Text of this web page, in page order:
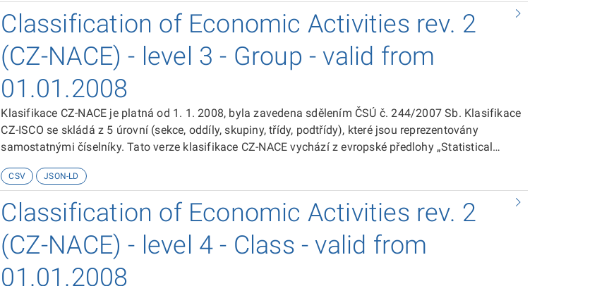
Classification of Economic Activities rev. 2
(CZ-NACE) - level 3 - Group - valid from
01.01.2008
Klasifikace CZ-NACE je platná od 1. 1. 2008, byla zavedena sdělením ČSÚ č. 244/2007 Sb. Klasifikace
CZ-ISCO se skládá z 5 úrovní (sekce, oddíly, skupiny, třídy, podtřídy), které jsou reprezentovány
samostatnými číselníky. Tato verze klasifikace CZ-NACE vychází z evropské předlohy „Statistical
CSV JSON-LD
Classification of Economic Activities rev. 2
(CZ-NACE) - level 4 - Class - valid from
01.01.2008